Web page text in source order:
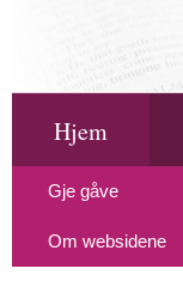
Hjem
Gje gåve
Om websidene